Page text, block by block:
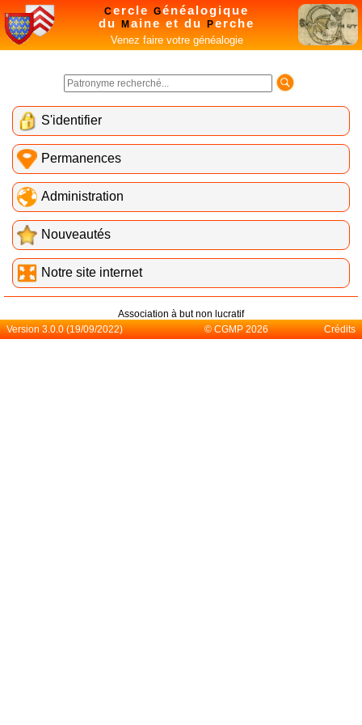
Cercle Généalogique
du
M aine et du Perche
Venez faire votre généalogie
S'identifier
Permanences
Administration
Nouveautés
Notre site internet
Association à but non lucratif
Version 3.0.0 (19/09/2022)
© CGMP 2026 Crédits